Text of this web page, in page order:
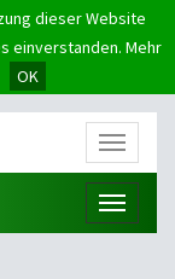
dieser Website
einverstanden. Mehr
OK
Menü
Menü